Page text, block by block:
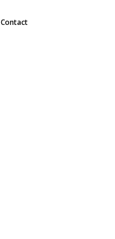
Contact